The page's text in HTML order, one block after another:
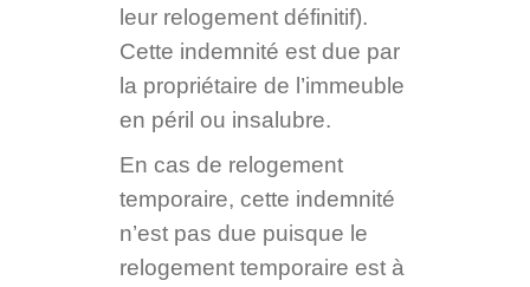
leur relogement définitif).
Cette indemnité est due par
la propriétaire de l’immeuble
en péril ou insalubre.
En cas de relogement
temporaire, cette indemnité
n’est pas due puisque le
relogement temporaire est à